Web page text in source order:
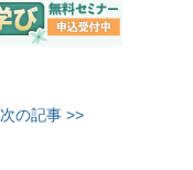
次の記事 >>